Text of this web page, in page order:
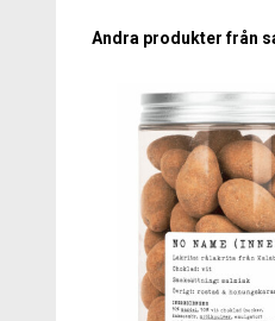
Andra produkter från